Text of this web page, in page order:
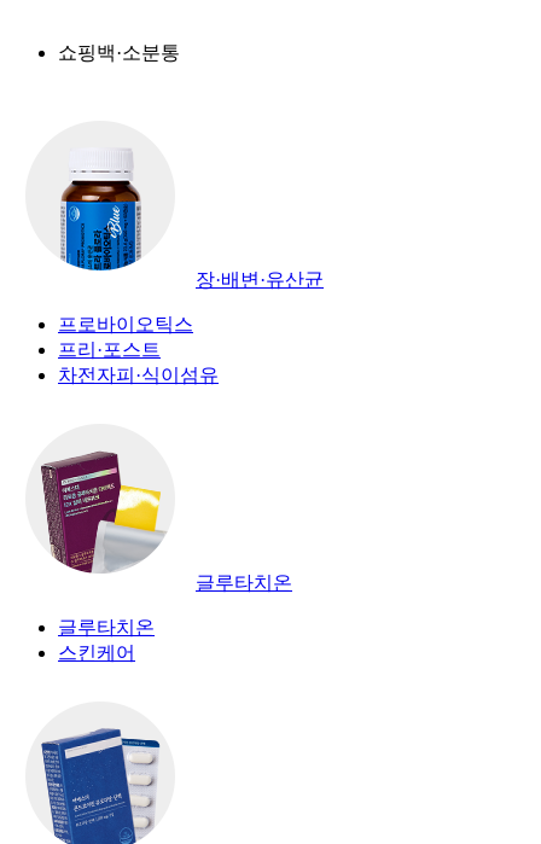
쇼핑백·소분통
장·배변·유산균
프로바이오틱스
프리·포스트
차전자피·식이섬유
글루타치온
글루타치온
스킨케어